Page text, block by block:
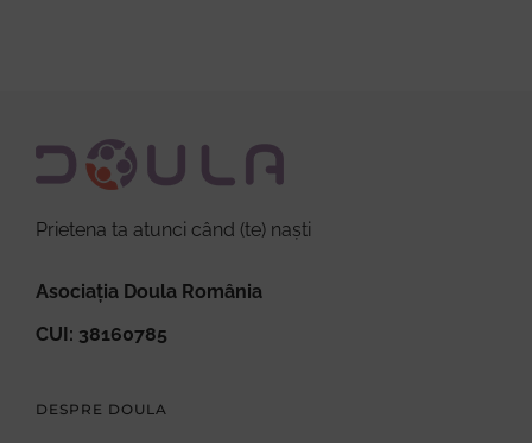
Prietena ta atunci când (te) naști
Asociația Doula România
CUI: 38160785
DESPRE DOULA